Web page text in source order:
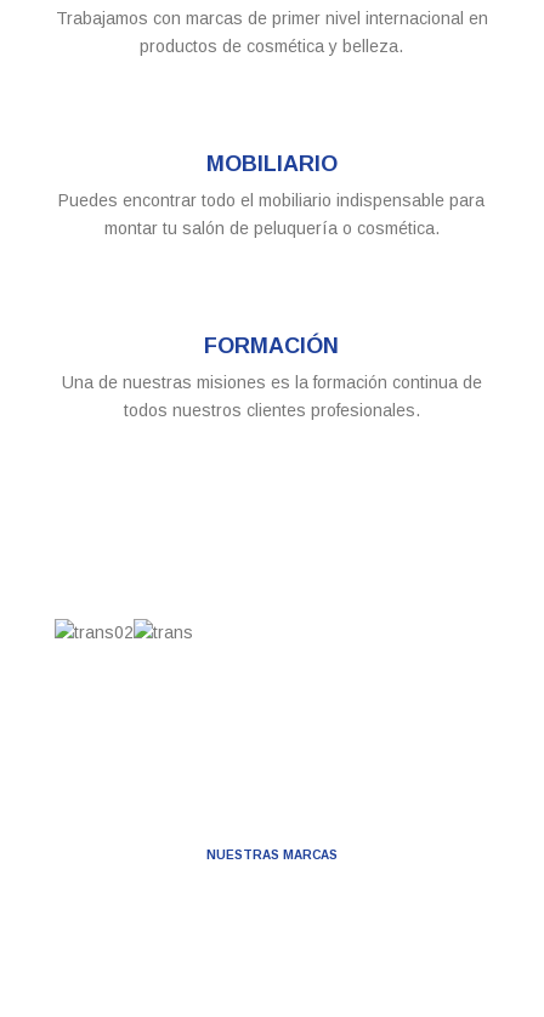
Trabajamos con marcas de primer nivel internacional en
productos de cosmética y belleza.
MOBILIARIO
Puedes encontrar todo el mobiliario indispensable para
montar tu salón de peluquería o cosmética.
FORMACIÓN
Una de nuestras misiones es la formación continua de
todos nuestros clientes profesionales.
NUESTRAS MARCAS